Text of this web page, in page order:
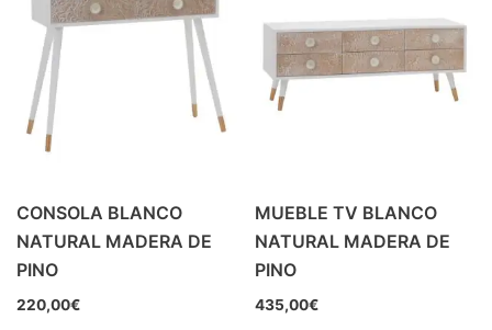
CONSOLA BLANCO
NATURAL MADERA DE
PINO
220,00€
MUEBLE TV BLANCO
NATURAL MADERA DE
PINO
435,00€